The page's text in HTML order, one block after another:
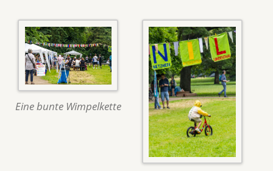
Eine bunte Wimpelkette